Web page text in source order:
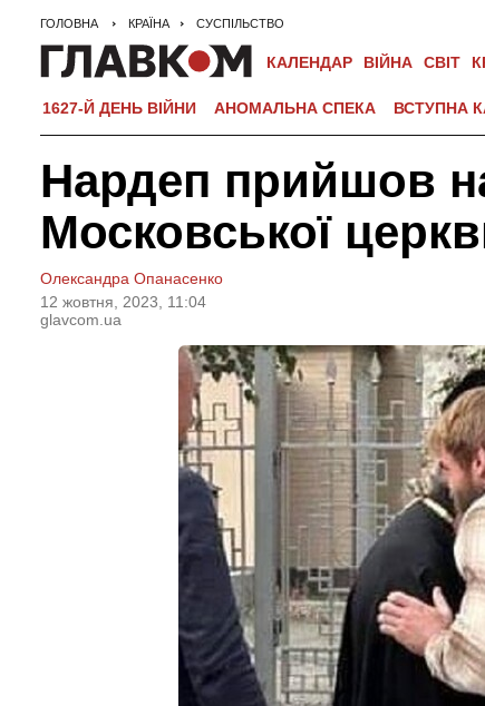
ГОЛОВНА КРАЇНА СУСПІЛЬСТВО
КАЛЕНДАР ВІЙНА СВІТ
1627-Й ДЕНЬ ВІЙНИ АНОМАЛЬНА СПЕКА ВСТУПНА
Нардеп прийшов
Московської
Олександра Опанасенко
12 жовтня, 2023, 11:04
glavcom.ua